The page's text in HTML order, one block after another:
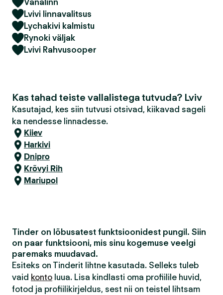
Vanalinn
Lvivi linnavalitsus
Lychakivi kalmistu
Rynoki väljak
Lvivi Rahvusooper
Kas tahad teiste vallalistega tutvuda? Lviv
Kasutajad, kes siin tutvusi otsivad, kiikavad sageli
ka nendesse linnadesse.
Kiiev
Harkivi
Dnipro
Krõvyi Rih
Mariupol
Tinder on lõbusatest funktsioonidest pungil. Siin
on paar funktsiooni, mis sinu kogemuse veelgi
paremaks muudavad.
Esiteks on Tinderit lihtne kasutada. Selleks tuleb
vaid konto luua. Lisa kindlasti oma profiilile huvid,
fotod ja profiilikirjeldus, sest nii on teistel lihtsam